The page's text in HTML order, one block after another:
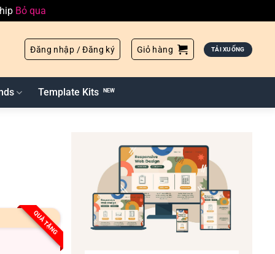
Bỏ qua
Đăng nhập / Đăng ký Giỏ hàng TẢI XUỐNG
Template Kits
QUÀ TẶNG